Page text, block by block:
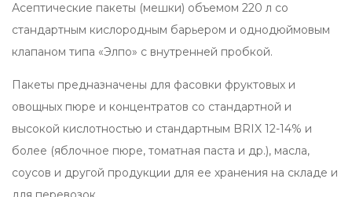
Асептические пакеты (мешки) объемом 220 л со
стандартным кислородным барьером и однодюймовым
клапаном типа «Элпо» с внутренней пробкой.
Пакеты предназначены для фасовки фруктовых и
овощных пюре и концентратов со стандартной и
высокой кислотностью и стандартным BRIX 12-14% и
более (яблочное пюре, томатная паста и др.), масла,
соусов и другой продукции для ее хранения на складе и